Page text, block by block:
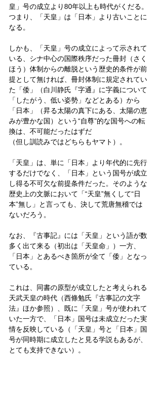
皇」号の成立より80年以上も時代がくだる。
つまり、「天皇」は「日本」より古いことに
なる。
しかも、「天皇」号の成立によって示されて
いる、シナ中心の国際秩序だった冊封（さく
ほう）体制からの離脱という歴史的条件が前
提として無ければ、冊封体制に規定されてい
た「倭」（白川静氏『字通』に字義について
「したがう、低い姿勢」などとある）から
「日本」（昇る太陽の真下にある、太陽の恵
みが豊かな国）という“自尊”的な国号への転
換は、不可能だったはずだ
（但し訓読みではどちらもヤマト）。
「天皇」は、単に「日本」より年代的に先行
するだけでなく、「日本」という国号が成立
し得る不可欠な前提条件だった。そのような
歴史上の文脈において「“天皇”無くして“日
本”無し」と言っても、決して荒唐無稽では
ないだろう。
なお、『古事記』には「天皇」という語が数
多く出て来る（初出は「天皇命」）一方、
「日本」とあるべき箇所が全て「倭」となっ
ている。
これは、同書の原型が成立したと考えられる
天武天皇の時代（西條勉氏『古事記の文字
法』ほか参照）、既に「天皇」号が使われて
いた一方で、「日本」国号は未成立だった実
情を反映している（「天皇」号と「日本」国
号が同時期に成立したと見る学説もあるが、
とても支持できない）。